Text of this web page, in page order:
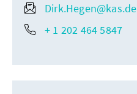
Dirk.Hegen@kas.de
+ 1 202 464 5847